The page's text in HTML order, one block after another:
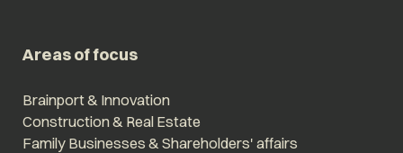
Areas of focus
Brainport & Innovation
Construction & Real Estate
Family Businesses & Shareholders' affairs